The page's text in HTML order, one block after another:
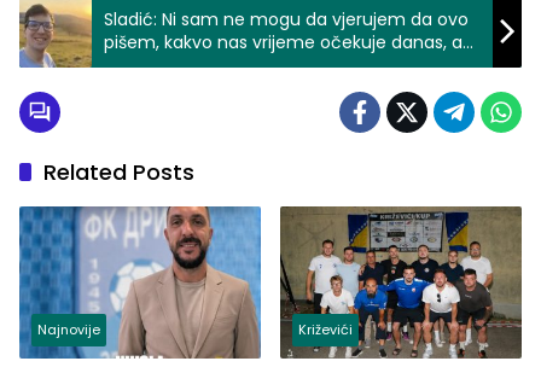
Sladić: Ni sam ne mogu da vjerujem da ovo
pišem, kakvo nas vrijeme očekuje danas, a
kakvo za Bajram
Related Posts
Najnovije Križevići